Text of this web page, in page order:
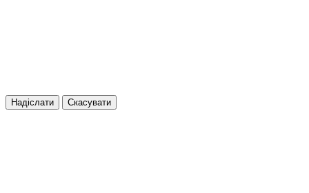
Надіслати Скасувати